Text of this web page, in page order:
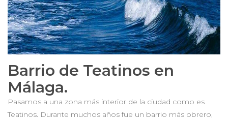
Barrio de Teatinos en
Málaga.
Pasamos a una zona más interior de la ciudad como es
Teatinos. Durante muchos años fue un barrio más obrero,